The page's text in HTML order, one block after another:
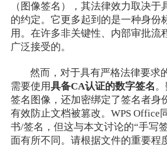
（图像签名），其法律效力取决
的约定。它更多起到的是一种身份
用。在许多非关键性、内部审批流
广泛接受的。
然而，对于具有严格法律要求
需要使用具备CA认证的数字签名
签名图像，还加密绑定了签名者身
有效防止文档被篡改。WPS Office
书/签名，但这与本文讨论的“手写
面有所不同。请根据文件的重要程